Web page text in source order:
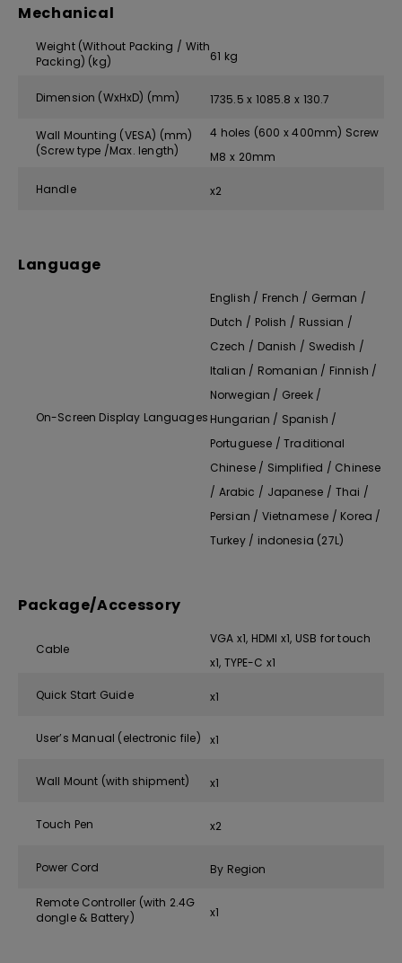
Mechanical
Weight (Without Packing / With
Packing) (kg)
61 kg
Dimension (WxHxD) (mm) 1735.5 x 1085.8 x 130.7
Wall Mounting (VESA) (mm)
(Screw type /Max. length)
4 holes (600 x 400mm) Screw
M8 x 20mm
Handle x2
Language
On-Screen Display Languages
English / French / German /
Dutch / Polish / Russian /
Czech / Danish / Swedish /
Italian / Romanian / Finnish /
Norwegian / Greek /
Hungarian / Spanish /
Portuguese / Traditional
Chinese / Simplified / Chinese
/ Arabic / Japanese / Thai /
Persian / Vietnamese / Korea /
Turkey / indonesia (27L)
Package/Accessory
Cable
VGA x1, HDMI x1, USB for touch
x1, TYPE-C x1
Quick Start Guide x1
User’s Manual (electronic file) x1
Wall Mount (with shipment) x1
Touch Pen x2
Power Cord By Region
Remote Controller (with 2.4G
dongle & Battery)
x1